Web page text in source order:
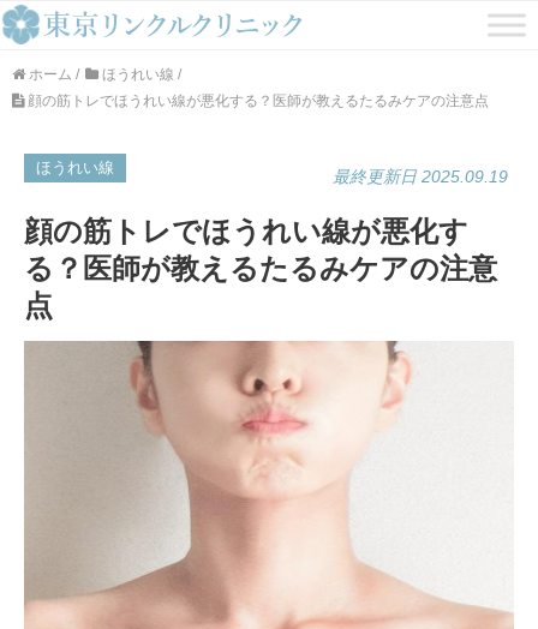
ホーム / ほうれい線 /
顔の筋トレでほうれい線が悪化する？医師が教えるたるみケアの注意点
ほうれい線 最終更新日 2025.09.19
顔の筋トレでほうれい線が悪化す
る？医師が教えるたるみケアの注意
点